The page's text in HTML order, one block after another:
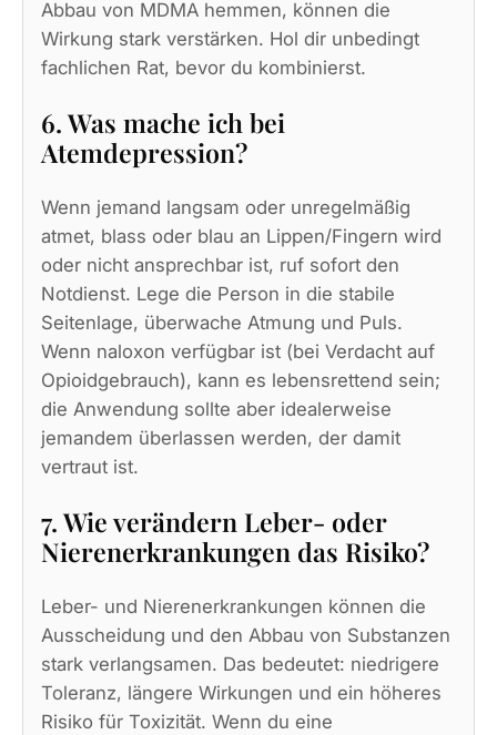
Abbau von MDMA hemmen, können die
Wirkung stark verstärken. Hol dir unbedingt
fachlichen Rat, bevor du kombinierst.
6. Was mache ich bei
Atemdepression?
Wenn jemand langsam oder unregelmäßig
atmet, blass oder blau an Lippen/Fingern wird
oder nicht ansprechbar ist, ruf sofort den
Notdienst. Lege die Person in die stabile
Seitenlage, überwache Atmung und Puls.
Wenn naloxon verfügbar ist (bei Verdacht auf
Opioidgebrauch), kann es lebensrettend sein;
die Anwendung sollte aber idealerweise
jemandem überlassen werden, der damit
vertraut ist.
7. Wie verändern Leber‑ oder
Nierenerkrankungen das Risiko?
Leber- und Nierenerkrankungen können die
Ausscheidung und den Abbau von Substanzen
stark verlangsamen. Das bedeutet: niedrigere
Toleranz, längere Wirkungen und ein höheres
Risiko für Toxizität. Wenn du eine